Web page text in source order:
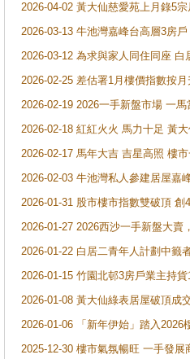
2026-04-02 黃大仙慈愛苑上月錄5
2026-03-13 牛池灣嘉峰台高層3房
2026-03-12 為求與家人同住同座
2026-02-25 差估署1月樓價指數按
2026-02-19 2026一手新盤市場 一
2026-02-18 紅紅火火 馬力十足 黃
2026-02-17 馬年大吉 吉星高照 樓
2026-02-03 牛池灣私人參建居屋嘉
2026-01-31 股市樓市指數雙破頂
2026-01-27 2026西沙一手新盤大
2026-01-22 白居二青年人計劃中籤
2026-01-15 竹園北邨3房戶業主持
2026-01-08 黃大仙綠表居屋破頂成
2026-01-06 「新年伊始」踏入
2025-12-30 樓市氣氛暢旺 一手發